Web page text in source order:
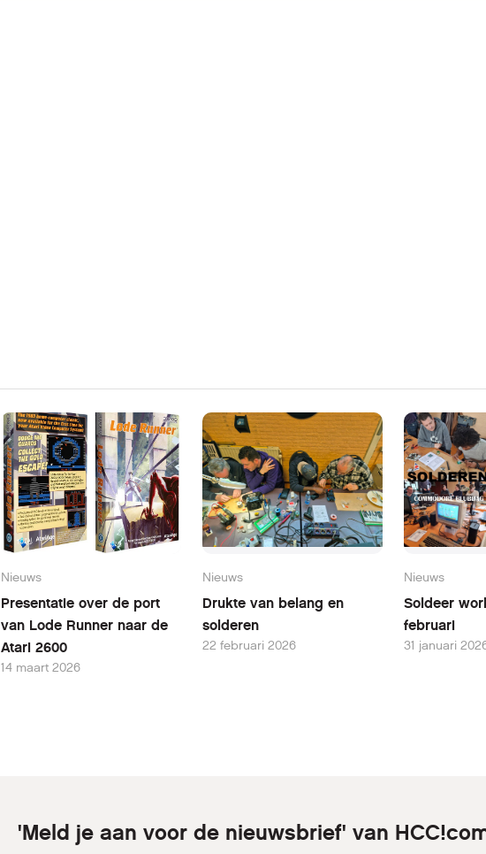
Nieuws
Presentatie over de port
van Lode Runner naar de
Atari 2600
14 maart 2026
Nieuws
Drukte van belang en
solderen
22 februari 2026
Nieuws
Soldeer
februari
31 januari
'Meld je aan voor de nieuwsbrief' van